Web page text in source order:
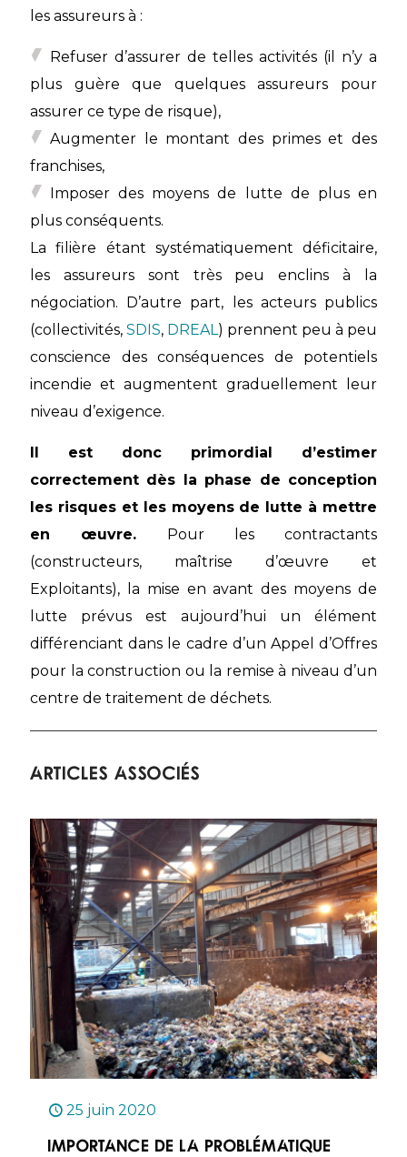
les assureurs à :
Refuser d’assurer de telles activités (il n’y a
plus guère que quelques assureurs pour
assurer ce type de risque),
Augmenter le montant des primes et des
franchises,
Imposer des moyens de lutte de plus en
plus conséquents.
La filière étant systématiquement déficitaire,
les assureurs sont très peu enclins à la
négociation. D’autre part, les acteurs publics
(collectivités, SDIS, DREAL ) prennent peu à peu
conscience des conséquences de potentiels
incendie et augmentent graduellement leur
niveau d’exigence.
Il est donc primordial d’estimer
correctement dès la phase de conception
les risques et les moyens de lutte à mettre
en œuvre. Pour les contractants
(constructeurs, maîtrise d’œuvre et
Exploitants), la mise en avant des moyens de
lutte prévus est aujourd’hui un élément
différenciant dans le cadre d’un Appel d’Offres
pour la construction ou la remise à niveau d’un
centre de traitement de déchets.
Articles associés
25 juin 2020
Importance de la problématique